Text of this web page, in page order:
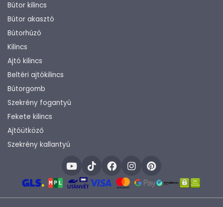
Bútor kilincs
Bútor akasztó
Bútorhúzó
Kilincs
Ajtó kilincs
Beltéri ajtókilincs
Bútorgomb
Szekrény fogantyú
Fekete kilincs
Ajtóütköző
Szekrény kallantyú